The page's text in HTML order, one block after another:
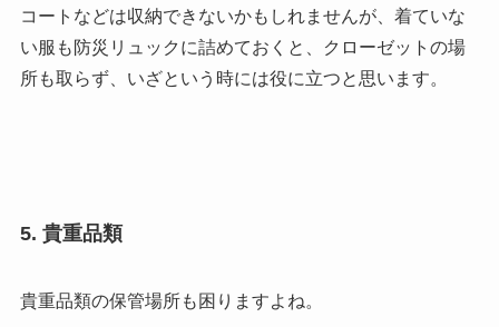
コートなどは収納できないかもしれませんが、着ていな
い服も防災リュックに詰めておくと、クローゼットの場
所も取らず、いざという時には役に立つと思います。
5. 貴重品類
貴重品類の保管場所も困りますよね。